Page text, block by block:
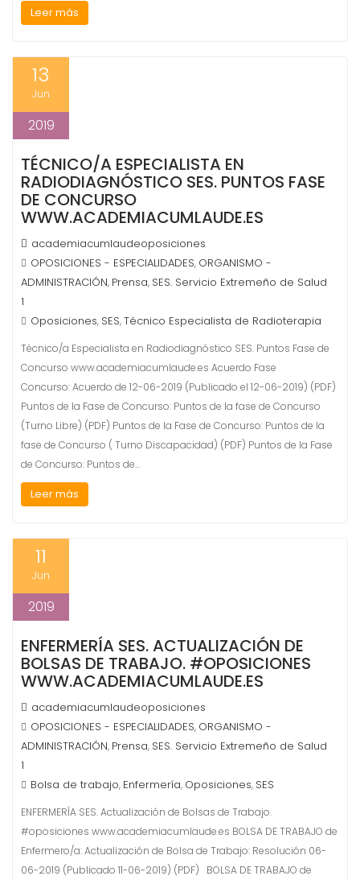
Leer más
13
Jun
2019
TÉCNICO/A ESPECIALISTA EN
RADIODIAGNÓSTICO SES. PUNTOS FASE
DE CONCURSO
WWW.ACADEMIACUMLAUDE.ES
academiacumlaudeoposiciones
OPOSICIONES - ESPECIALIDADES, ORGANISMO -
ADMINISTRACIÓN, Prensa, SES. Servicio Extremeño de Salud
1
Oposiciones, SES,Técnico Especialista de Radioterapia
Técnico/a Especialista en Radiodiagnóstico SES. Puntos Fase de
Concurso www.academiacumlaude.es Acuerdo Fase
Concurso: Acuerdo de 12-06-2019 (Publicado el 12-06-2019) (PDF)
Puntos de la Fase de Concurso: Puntos de la fase de Concurso
(Turno Libre) (PDF) Puntos de la Fase de Concurso: Puntos de la
fase de Concurso ( Turno Discapacidad) (PDF) Puntos de la Fase
de Concurso: Puntos de…
Leer más
11
Jun
2019
ENFERMERÍA SES. ACTUALIZACIÓN DE
BOLSAS DE TRABAJO. #OPOSICIONES
WWW.ACADEMIACUMLAUDE.ES
academiacumlaudeoposiciones
OPOSICIONES - ESPECIALIDADES, ORGANISMO -
ADMINISTRACIÓN, Prensa, SES. Servicio Extremeño de Salud
1
Bolsa de trabajo, Enfermería, Oposiciones, SES
ENFERMERÍA SES. Actualización de Bolsas de Trabajo.
#oposiciones www.academiacumlaude.es BOLSA DE TRABAJO de
Enfermero/a: Actualización de Bolsa de Trabajo: Resolución 06-
06-2019 (Publicado 11-06-2019) (PDF) BOLSA DE TRABAJO de